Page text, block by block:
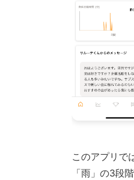
このアプリで
「雨」の3段